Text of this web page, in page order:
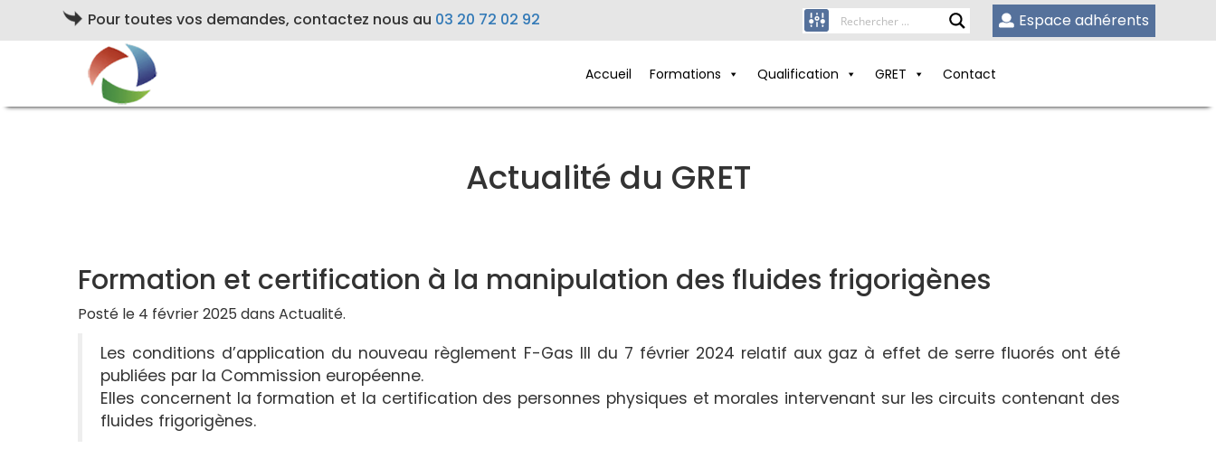
Pour toutes vos demandes, contactez nous au 03 20 72 02 92 Espace adhérents
Accueil Formations Qualification GRET Contact
Actualité du GRET
Formation et certification à la manipulation des fluides frigorigènes
Posté le 4 février 2025 dans Actualité.
Les conditions d’application du nouveau règlement F-Gas III du 7 février 2024 relatif aux gaz à effet de serre fluorés ont été
publiées par la Commission européenne.
Elles concernent la formation et la certification des personnes physiques et morales intervenant sur les circuits contenant des
fluides frigorigènes.